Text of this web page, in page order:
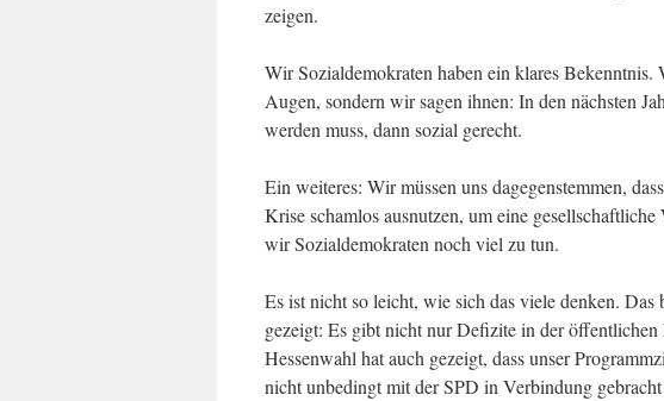
zeigen.
Wir Sozialdemokraten haben ein klares
Augen, sondern wir sagen ihnen: In den nächsten
werden muss, dann sozial gerecht.
Ein weiteres: Wir müssen uns dagegenstemmen,
Krise schamlos ausnutzen, um eine
wir Sozialdemokraten noch viel zu tun.
Es ist nicht so leicht, wie sich das viele denken. Das
gezeigt: Es gibt nicht nur Defizite in der
Hessenwahl hat auch gezeigt, dass unser
nicht unbedingt mit der SPD in Verbindung